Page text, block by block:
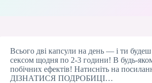
Всього дві капсули на день — і ти
сексом щодня по 2-3 години! В будь-
побічних ефектів! Натисніть на
ДІЗНАТИСЯ ПОДРОБИЦІ…